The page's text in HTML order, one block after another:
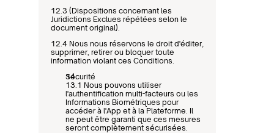
12.3 (Dispositions concernant les
Juridictions Exclues répétées selon le
document original).
12.4 Nous nous réservons le droit d'éditer,
supprimer, retirer ou bloquer toute
information violant ces Conditions.
Sécurité
13.1 Nous pouvons utiliser
l'authentification multi-facteurs ou les
Informations Biométriques pour
accéder à l'App et à la Plateforme. Il
ne peut être garanti que ces mesures
seront complètement sécurisées.